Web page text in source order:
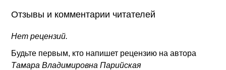
Отзывы и комментарии читателей
Нет рецензий.
Будьте первым, кто напишет рецензию на автора
Тамара Владимировна Парийская